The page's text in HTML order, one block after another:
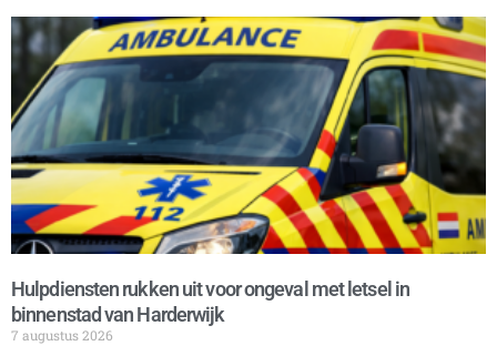
Hulpdiensten rukken uit voor ongeval met letsel in
binnenstad van Harderwijk
7 augustus 2026